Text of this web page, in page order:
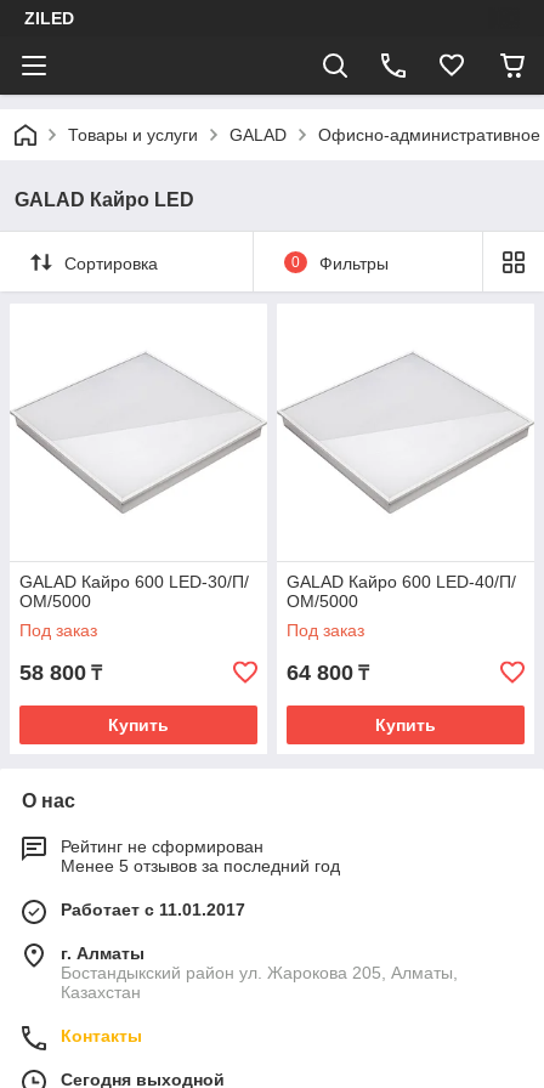
ZILED
Товары и услуги GALAD Офисно-административное
GALAD Кайро LED
Сортировка 0 Фильтры
GALAD Кайро 600 LED-30/П/
ОМ/5000
Под заказ
58 800 ₸
Купить
GALAD Кайро 600 LED-40/П/
ОМ/5000
Под заказ
64 800 ₸
Купить
О нас
Рейтинг не сформирован
Менее 5 отзывов за последний год
Работает с 11.01.2017
г. Алматы
Бостандыкский район ул. Жарокова 205, Алматы,
Казахстан
Контакты
Сегодня выходной